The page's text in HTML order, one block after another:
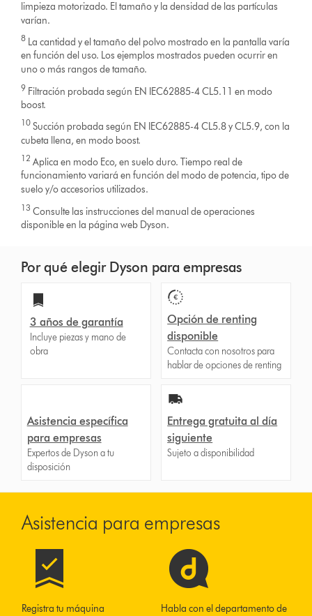
limpieza motorizado. El tamaño y la densidad de las partículas
varían.
8 La cantidad y el tamaño del polvo mostrado en la pantalla varía
en función del uso. Los ejemplos mostrados pueden ocurrir en
uno o más rangos de tamaño.
9 Filtración probada según EN IEC62885-4 CL5.11 en modo
boost.
10 Succión probada según EN IEC62885-4 CL5.8 y CL5.9, con la
cubeta llena, en modo boost.
12 Aplica en modo Eco, en suelo duro. Tiempo real de
funcionamiento variará en función del modo de potencia, tipo de
suelo y/o accesorios utilizados.
13 Consulte las instrucciones del manual de operaciones
disponible en la página web Dyson.
Por qué elegir Dyson para empresas
3 años de garantía
Incluye piezas y mano de
obra
Opción de renting
disponible
Contacta con nosotros para
hablar de opciones de renting
Asistencia específica
para empresas
Expertos de Dyson a tu
disposición
Entrega gratuita al día
siguiente
Sujeto a disponibilidad
Asistencia para empresas
Registra tu máquina
Habla con el departamento de